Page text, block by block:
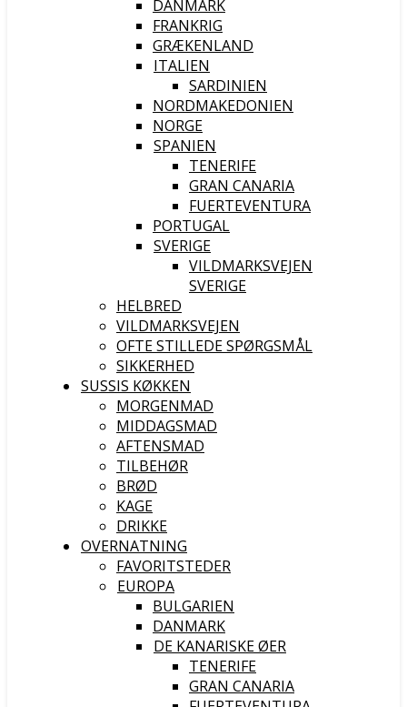
DANMARK
FRANKRIG
GRÆKENLAND
ITALIEN
SARDINIEN
NORDMAKEDONIEN
NORGE
SPANIEN
TENERIFE
GRAN CANARIA
FUERTEVENTURA
PORTUGAL
SVERIGE
VILDMARKSVEJEN
SVERIGE
HELBRED
VILDMARKSVEJEN
OFTE STILLEDE SPØRGSMÅL
SIKKERHED
SUSSIS KØKKEN
MORGENMAD
MIDDAGSMAD
AFTENSMAD
TILBEHØR
BRØD
KAGE
DRIKKE
OVERNATNING
FAVORITSTEDER
EUROPA
BULGARIEN
DANMARK
DE KANARISKE ØER
TENERIFE
GRAN CANARIA